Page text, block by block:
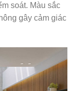
soát. Màu sắc
gây cảm giác